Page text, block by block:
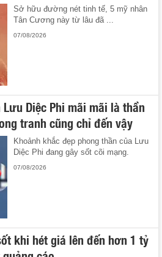
Sở hữu đường nét tinh tế, 5 mỹ nhân
Tân Cương này từ lâu đã ...
07/08/2026
Diệc Phi mãi mãi là thần
tranh cũng chỉ đến vậy
Khoảnh khắc đẹp phong thần của Lưu
Diệc Phi đang gây sốt cõi mạng.
07/08/2026
khi hét giá lên đến hơn 1 tỷ